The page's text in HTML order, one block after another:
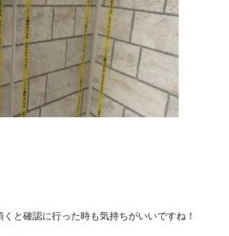
と確認に行った時も気持ちがいいですね！